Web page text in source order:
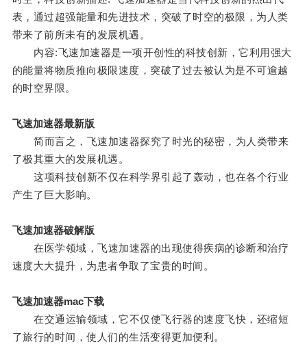
表，通过超强能量和先进技术，突破了时空的极限，为人类
带来了前所未有的发展机遇。
内容:飞速加速器是一项开创性的科技创新，它利用强大
的能量将物质推向极限速度，突破了过去被认为是不可逾越
的时空界限。
飞速加速器最新版
简而言之，飞速加速器探究了时光的秘密，为人类带来
了极其重大的发展机遇。
这项科技创新不仅在科学界引起了轰动，也在各个行业
产生了巨大影响。
飞速加速器破解版
在医学领域，飞速加速器的出现使得疾病的诊断和治疗
速度大大提升，为患者争取了宝贵的时间。
飞速加速器mac下载
在交通运输领域，它不仅使飞行器的速度飞快，还缩短
了旅行的时间，使人们的生活变得更加便利。